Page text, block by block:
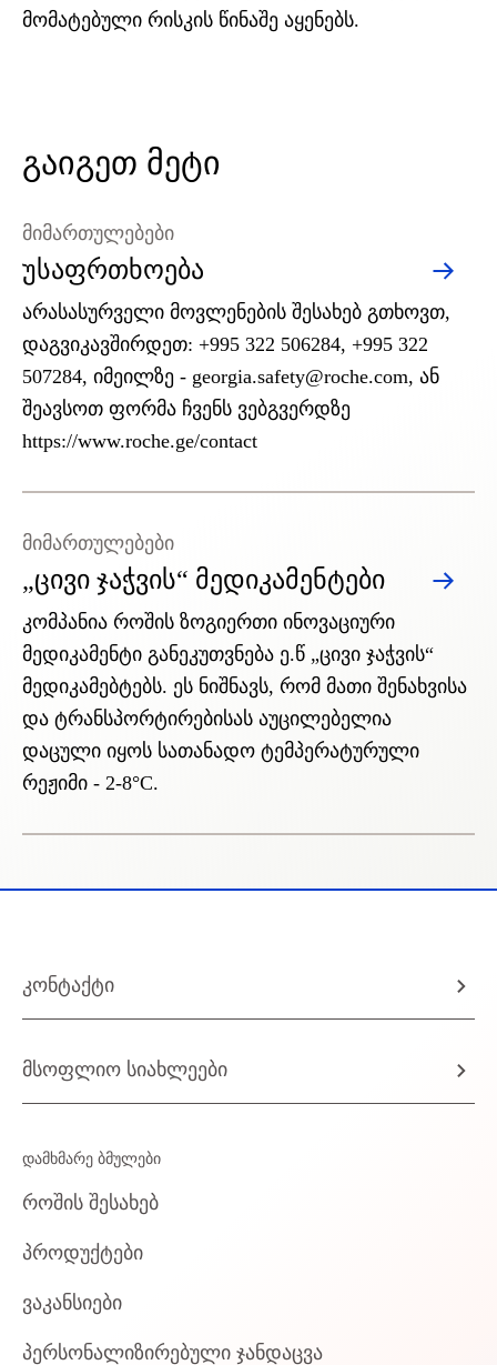
მომატებული რისკის წინაშე აყენებს.
გაიგეთ მეტი
უსაფრთხოება
მიმართულებები
არასასურველი მოვლენების შესახებ გთხოვთ,
დაგვიკავშირდეთ: +995 322 506284, +995 322
507284, იმეილზე - georgia.safety@roche.com, ან
შეავსოთ ფორმა ჩვენს ვებგვერდზე
https://www.roche.ge/contact
„ცივი ჯაჭვის“ მედიკამენტები
მიმართულებები
კომპანია როშის ზოგიერთი ინოვაციური
მედიკამენტი განეკუთვნება ე.წ „ცივი ჯაჭვის“
მედიკამებტებს. ეს ნიშნავს, რომ მათი შენახვისა
და ტრანსპორტირებისას აუცილებელია
დაცული იყოს სათანადო ტემპერატურული
რეჟიმი - 2-8°C.
კონტაქტი
მსოფლიო სიახლეები
დამხმარე ბმულები
როშის შესახებ
პროდუქტები
ვაკანსიები
პერსონალიზირებული ჯანდაცვა